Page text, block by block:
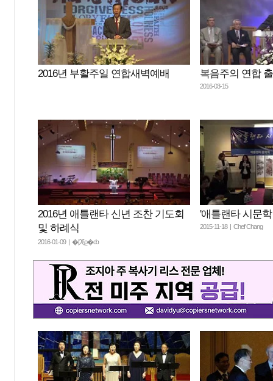
2016년 부활주일 연합새벽예배 복음주의 연합
2016-03-15
2016년 애틀랜타 신년 조찬 기도회
및 하례식
2016-01-09 | �Ƿξϱ�ȸ
'애틀랜타 시문
2015-11-18 | Chef Chang